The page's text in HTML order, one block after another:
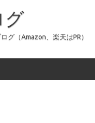
グ
グ（Amazon、楽天はPR）